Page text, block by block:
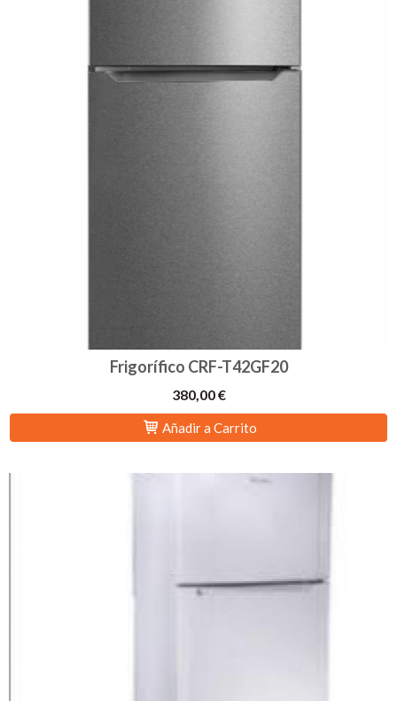
Frigorífico CRF-T42GF20
380,00 €
Añadir a Carrito